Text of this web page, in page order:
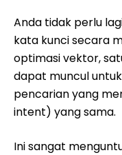
Anda tidak perlu
kata kunci secara
optimasi vektor,
dapat muncul
pencarian yang
intent) yang sama.
Ini sangat